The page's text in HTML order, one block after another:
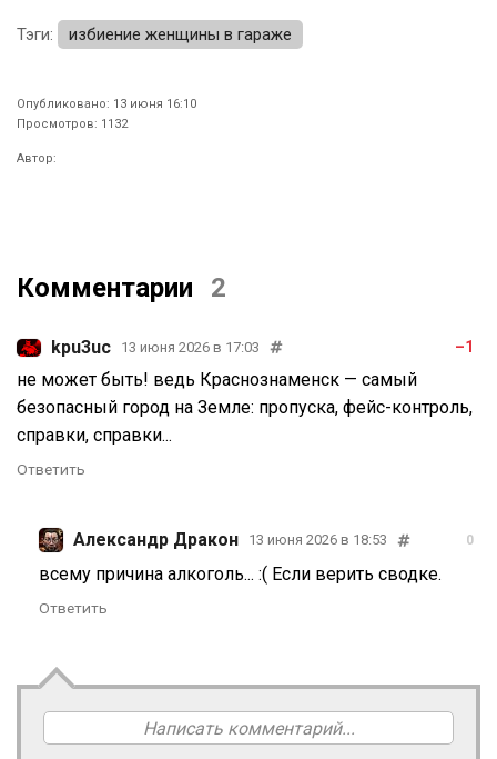
Тэги: избиение женщины в гараже
Опубликовано: 13 июня 16:10
Просмотров: 1132
Автор:
Комментарии 2
kpu3uc 13 июня 2026 в 17:03 –1
не может быть! ведь Краснознаменск — самый
безопасный город на Земле: пропуска, фейс-контроль,
справки, справки...
Ответить
Александр Дракон 13 июня 2026 в 18:53 0
всему причина алкоголь... :( Если верить сводке.
Ответить
Написать комментарий...